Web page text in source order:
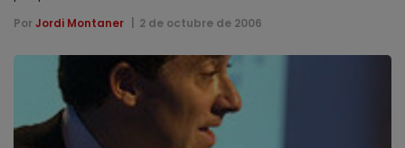
Por Jordi Montaner 2 de octubre de 2006